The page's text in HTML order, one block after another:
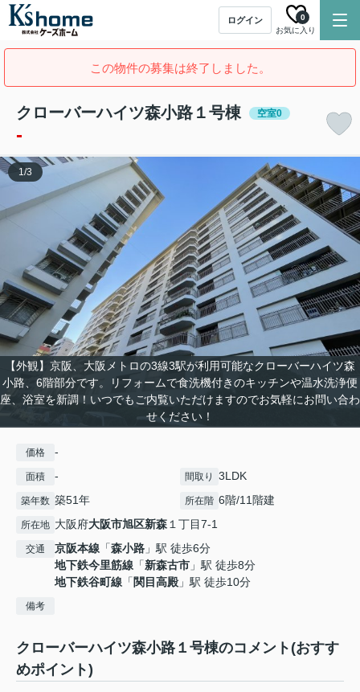
ログイン
お気に入り
0
この物件の募集は終了しました。
クローバーハイツ森小路１号棟 空室0
-
【外観】京阪、大阪メトロの3線3駅が利用可能なクローバーハイツ森
小路、6階部分です。リフォームで食洗機付きのキッチンや温水洗浄便
座、浴室を新調！いつでもご内覧いただけますのでお気軽にお問い合わ
せください！
1/3
価格 -
面積 - 間取り 3LDK
築年数 築51年 所在階 6階/11階建
所在地 大阪府大阪市旭区新森１丁目7-1
交通 京阪本線 「森小路 」駅 徒歩6分
地下鉄今里筋線 「新森古市 」駅 徒歩8分
地下鉄谷町線 「 関目高殿 」駅 徒歩10分
備考
クローバーハイツ森小路１号棟のコメント(おすす
めポイント)